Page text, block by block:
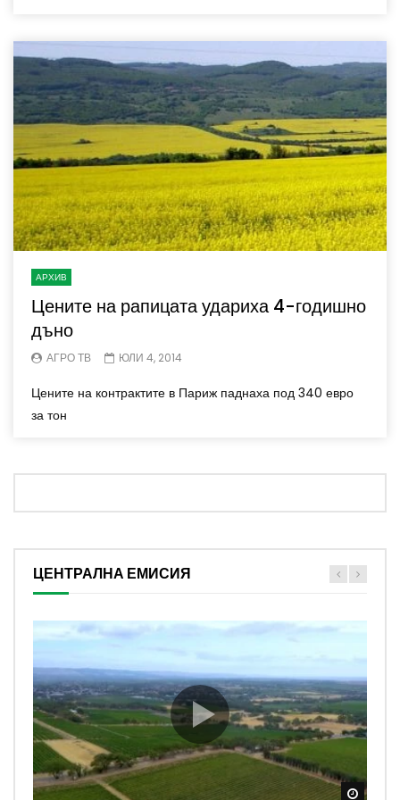
АРХИВ
Цените на рапицата удариха 4-годишно
дъно
АГРО ТВ ЮЛИ 4, 2014
Цените на контрактите в Париж паднаха под 340 евро
за тон
ЦЕНТРАЛНА ЕМИСИЯ